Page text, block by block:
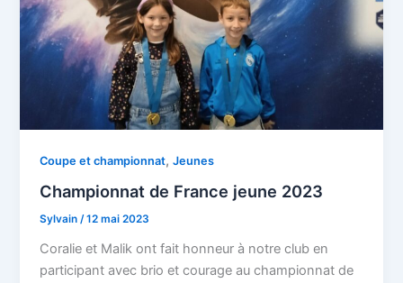
Coupe et championnat,Jeunes
Championnat de France jeune 2023
Sylvain/12 mai 2023
Coralie et Malik ont fait honneur à notre club en
participant avec brio et courage au championnat de